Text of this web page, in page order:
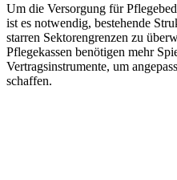
Um die Versorgung für
ist es notwendig, bestehende
starren Sektorengrenzen zu
Pflegekassen benötigen mehr
Vertragsinstrumente, um
schaffen.